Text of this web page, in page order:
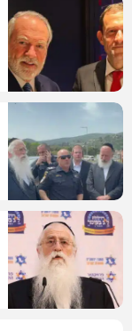
חדשות
חדשות